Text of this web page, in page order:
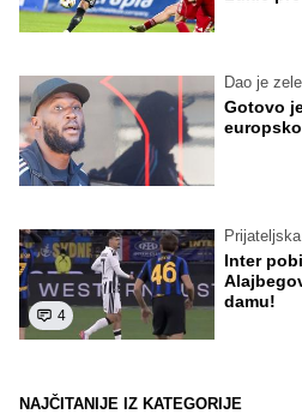
Dao je
Gotovo
4
Inter
damu!
NAJČITANIJE IZ KATEGORIJE